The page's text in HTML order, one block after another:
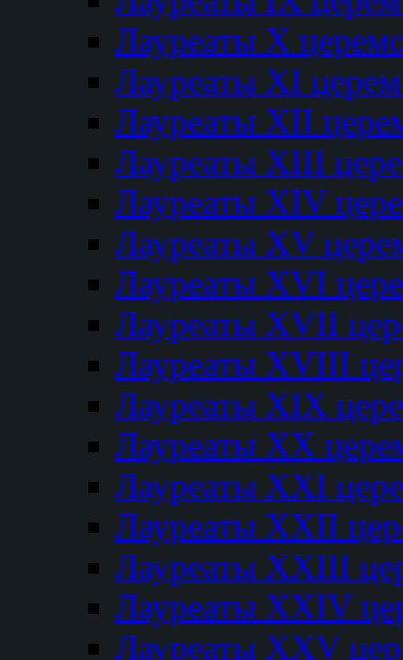
Лауреаты Х
Лауреаты XI
Лауреаты XII
Лауреаты XIII
Лауреаты XIV
Лауреаты XV
Лауреаты XVI
Лауреаты XVII
Лауреаты XVIII
Лауреаты XIX
Лауреаты XX
Лауреаты XXI
Лауреаты XXII
Лауреаты XXIII
Лауреаты XXIV
Лауреаты XXV